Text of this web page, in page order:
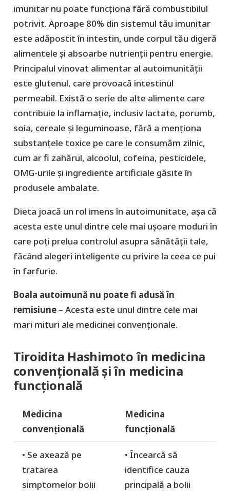
imunitar nu poate funcționa fără combustibilul
potrivit. Aproape 80% din sistemul tău imunitar
este adăpostit în intestin, unde corpul tău digeră
alimentele și absoarbe nutrienții pentru energie.
Principalul vinovat alimentar al autoimunității
este glutenul, care provoacă intestinul
permeabil. Există o serie de alte alimente care
contribuie la inflamație, inclusiv lactate, porumb,
soia, cereale și leguminoase, fără a menționa
substanțele toxice pe care le consumăm zilnic,
cum ar fi zahărul, alcoolul, cofeina, pesticidele,
OMG-urile și ingrediente artificiale găsite în
produsele ambalate.
Dieta joacă un rol imens în autoimunitate, așa că
acesta este unul dintre cele mai ușoare moduri în
care poți prelua controlul asupra sănătății tale,
făcând alegeri inteligente cu privire la ceea ce pui
în farfurie.
Boala autoimună nu poate fi adusă în
remisiune– Acesta este unul dintre cele mai
mari mituri ale medicinei convenționale.
Tiroidita Hashimoto în medicina
convențională și în medicina
funcțională
Medicina
convențională
Medicina
funcțională
• Se axează pe
tratarea
simptomelor bolii
• Încearcă să
identifice cauza
principală a bolii